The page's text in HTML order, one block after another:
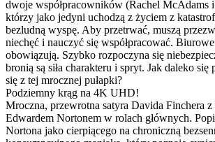
dwoje współpracowników (Rachel McAdams
którzy jako jedyni uchodzą z życiem z
bezludną wyspę. Aby przetrwać, muszą
niechęć i nauczyć się współpracować.
obowiązują. Szybko rozpoczyna się
bronią są siła charakteru i spryt. Jak daleko się
się z tej mrocznej pułapki?
Podziemny krąg na 4K UHD!
Mroczna, przewrotna satyra Davida Finchera
Edwardem Nortonem w rolach głównych.
Nortona jako cierpiącego na chroniczną